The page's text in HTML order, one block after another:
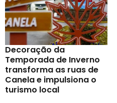
Decoração da
Temporada de Inverno
transforma as ruas de
Canela e impulsiona o
turismo local